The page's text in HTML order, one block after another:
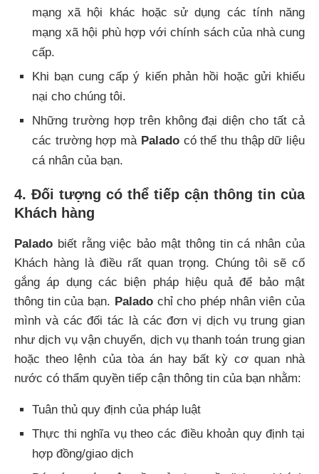
mạng xã hội khác hoặc sử dụng các tính năng
mạng xã hội phù hợp với chính sách của nhà cung
cấp.
Khi bạn cung cấp ý kiến phản hồi hoặc gửi khiếu
nại cho chúng tôi.
Những trường hợp trên không đại diện cho tất cả
các trường hợp mà Palado có thể thu thập dữ liệu
cá nhân của bạn.
4. Đối tượng có thể tiếp cận thông tin của
Khách hàng
Palado biết rằng việc bảo mật thông tin cá nhân của
Khách hàng là điều rất quan trọng. Chúng tôi sẽ cố
gắng áp dụng các biện pháp hiệu quả để bảo mật
thông tin của bạn. Palado chỉ cho phép nhân viên của
mình và các đối tác là các đơn vị dịch vụ trung gian
như dịch vụ vận chuyển, dịch vụ thanh toán trung gian
hoặc theo lệnh của tòa án hay bất kỳ cơ quan nhà
nước có thẩm quyền tiếp cận thông tin của bạn nhằm:
Tuân thủ quy định của pháp luật
Thực thi nghĩa vụ theo các điều khoản quy định tại
hợp đồng/giao dịch